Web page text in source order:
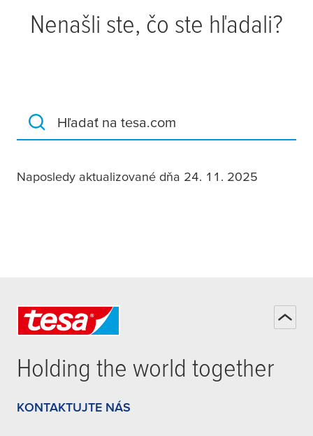
Nenašli ste, čo ste hľadali?
Hľadať na tesa.com
Naposledy aktualizované dňa 24. 11. 2025
Holding the world together
KONTAKTUJTE NÁS